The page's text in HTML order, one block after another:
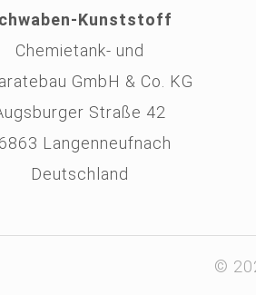
Kunststoff
Chemietank- und
GmbH & Co. KG
Straße 42
Langenneufnach
Deutschland
©